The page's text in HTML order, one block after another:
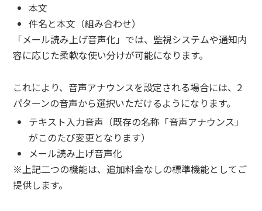
本文
件名と本文（組み合わせ）
「メール読み上げ音声化」では、監視システムや通知内
容に応じた柔軟な使い分けが可能になります。
これにより、音声アナウンスを設定される場合には、2
パターンの音声から選択いただけるようになります。
テキスト入力音声（既存の名称「音声アナウンス」
がこのたび変更となります）
メール読み上げ音声化
※上記二つの機能は、追加料金なしの標準機能としてご
提供します。